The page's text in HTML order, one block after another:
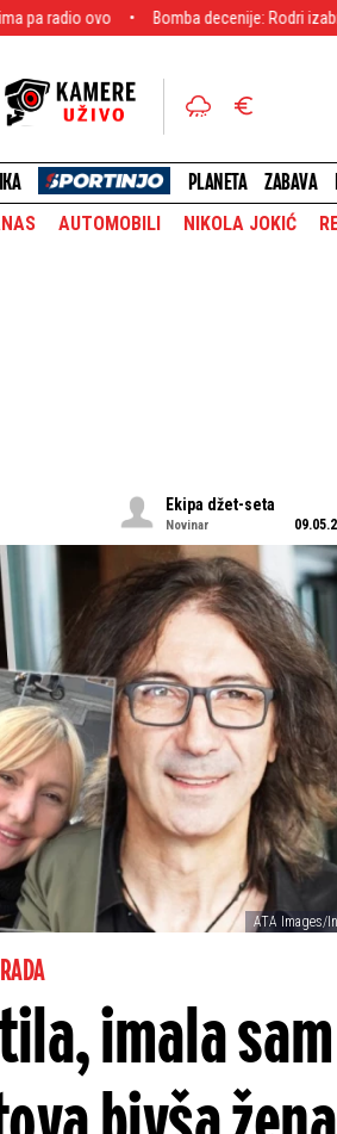
Bomba decenije: Rodri izabrao Barselonu!
PLANETA ZABAVA
AUTOMOBILI NIKOLA JOKIĆ
Ekipa džet-seta
Novinar
ATA Images/
imala sam